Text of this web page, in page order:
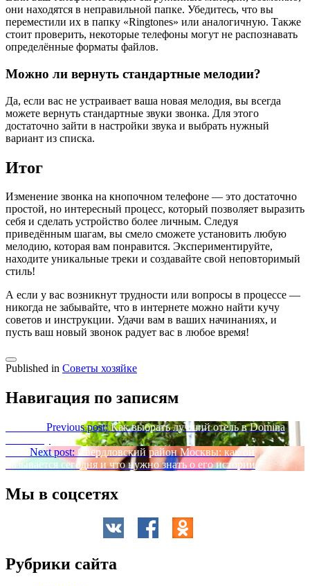
они находятся в неправильной папке. Убедитесь, что вы
переместили их в папку «Ringtones» или аналогичную. Также
стоит проверить, некоторые телефоны могут не распознавать
определённые форматы файлов.
Можно ли вернуть стандартные мелодии?
Да, если вас не устраивает ваша новая мелодия, вы всегда
можете вернуть стандартные звуки звонка. Для этого
достаточно зайти в настройки звука и выбрать нужный
вариант из списка.
Итог
Изменение звонка на кнопочном телефоне — это достаточно
простой, но интересный процесс, который позволяет выразить
себя и сделать устройство более личным. Следуя
приведённым шагам, вы смело сможете установить любую
мелодию, которая вам понравится. Экспериментируйте,
находите уникальные треки и создавайте свой неповторимый
стиль!
А если у вас возникнут трудности или вопросы в процессе —
никогда не забывайте, что в интернете можно найти кучу
советов и инструкции. Удачи вам в ваших начинаниях, и
пусть ваш новый звонок радует вас в любое время!
Published in Советы хозяйке
Навигация по записям
Previous post: Как выбрать лучший отель в Domina
Next post: Свердловский район Москвы: как он
называется сегодня и что нужно знать о его истории
Мы в соцсетях
Рубрики сайта